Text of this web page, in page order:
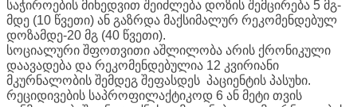
საჭიროების მიხედვით შეიძლება დოზის შემცირება 5 მგ-
მდე (10 წვეთი) ან გაზრდა მაქსიმალურ რეკომენდებულ
დოზამდე-20 მგ (40 წვეთი).
სოციალური შფოთვითი აშლილობა არის ქრონიკული
დაავადება და რეკომენდებულია 12 კვირიანი
მკურნალობის შემდეგ შეფასდეს პაციენტის პასუხი.
რეციდივების საპროფილაქტიკოდ 6 ან მეტი თვის